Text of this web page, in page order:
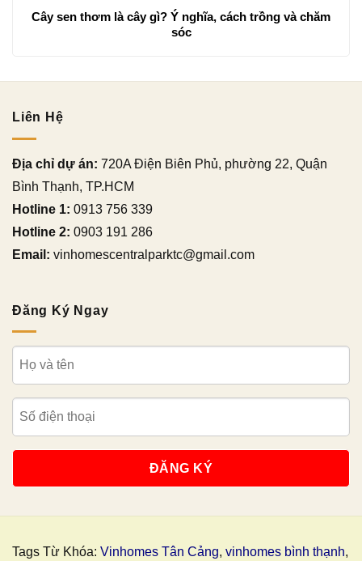
Cây sen thơm là cây gì? Ý nghĩa, cách trồng và chăm
sóc
Liên Hệ
Địa chỉ dự án: 720A Điện Biên Phủ, phường 22, Quận
Bình Thạnh, TP.HCM
Hotline 1: 0913 756 339
Hotline 2: 0903 191 286
Email: vinhomescentralparktc@gmail.com
Đăng Ký Ngay
Tags Từ Khóa: Vinhomes Tân Cảng, vinhomes bình thạnh,